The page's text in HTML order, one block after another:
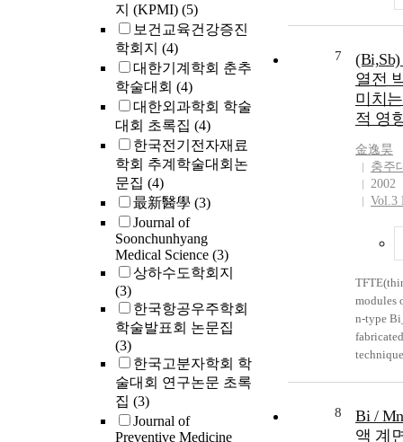
지 (KPMI) (5)
보건교육건강증진
학회지 (4)
대한기계학회 춘추
학술대회 (4)
대한외과학회 학술
대회 초록집 (4)
한국전기전자재료
학회 추계학술대회논
문집 (4)
最新醫學 (3)
Journal of
Soonchunhyang
Medical Science (3)
상하수도학회지
(3)
한국항공우주학회
학술발표회 논문집
(3)
한국고분자학회 학
술대회 연구논문 초록
집 (3)
Journal of
Preventive Medicine
literature
the
7
열전
미치
적 영
金逸昊
충주
2002
Vol.3
modules
n-type
were
8
Bi /
액 계